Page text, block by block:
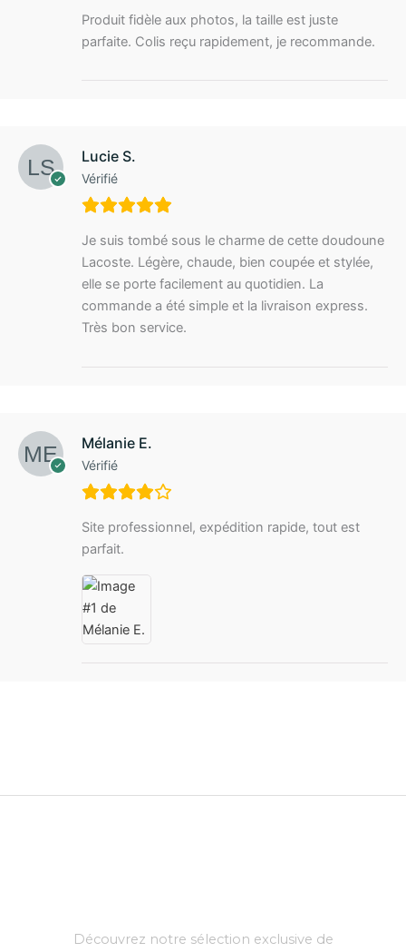
Produit fidèle aux photos, la taille est juste
parfaite. Colis reçu rapidement, je recommande.
Lucie S.
Vérifié
Je suis tombé sous le charme de cette doudoune
Lacoste. Légère, chaude, bien coupée et stylée,
elle se porte facilement au quotidien. La
commande a été simple et la livraison express.
Très bon service.
Mélanie E.
Vérifié
Site professionnel, expédition rapide, tout est
parfait.
Découvrez notre sélection exclusive de